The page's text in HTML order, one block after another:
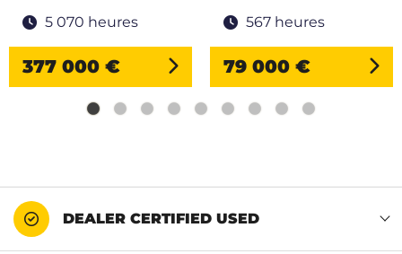
5 070 heures
377 000 €
567 heures
79 000 €
DEALER CERTIFIED USED